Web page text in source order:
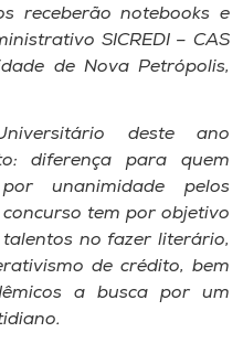
receberão notebooks e
SICREDI – CAS
de Nova Petrópolis,
deste ano
diferença para quem
unanimidade pelos
tem por objetivo
no fazer literário,
de crédito, bem
a busca por um